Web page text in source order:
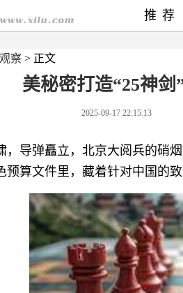
察 > 正文
美秘密打造“25神
2025-09-17 22:15:13
，导弹矗立，北京大阅兵的硝
预算文件里，藏着针对中国的
推荐